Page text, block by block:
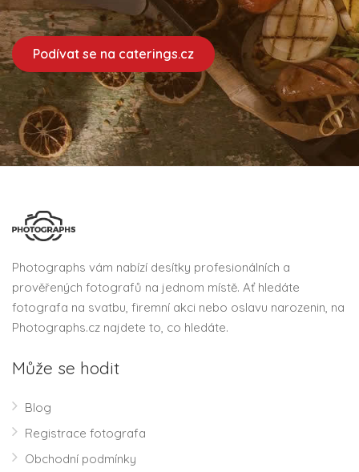
Podívat se na caterings.cz
Photographs vám nabízí desítky profesionálních a
prověřených fotografů na jednom místě. Ať hledáte
fotografa na svatbu, firemní akci nebo oslavu narozenin, na
Photographs.cz najdete to, co hledáte.
Může se hodit
Blog
Registrace fotografa
Obchodní podmínky